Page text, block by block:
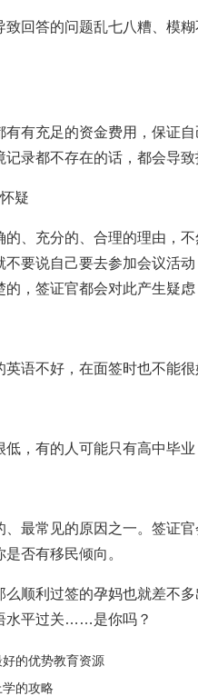
回答的问题乱七八糟、模
有充足的资金费用，保证
录都不存在的话，都会导致
疑
、充分的、合理的理由，
不要说自己要去参加会议活
，签证官都会对此产生疑
语不好，在面签时也不能
，有的人可能只有高中毕业
最常见的原因之一。签证
否有移民倾向。
顺利过签的孕妈也就差不
水平过关……是你吗？
的优势教育资源
的攻略